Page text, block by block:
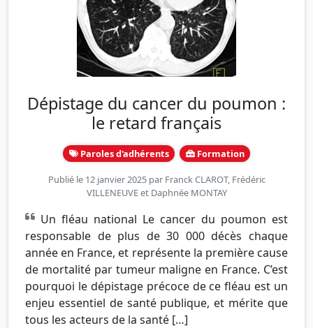
Dépistage du cancer du poumon :
le retard français
Paroles d'adhérents Formation
Publié le 12 janvier 2025 par Franck CLAROT, Frédéric
VILLENEUVEet Daphnée MONTAY
Un fléau national Le cancer du poumon est
responsable de plus de 30 000 décès chaque
année en France, et représente la première cause
de mortalité par tumeur maligne en France. C’est
pourquoi le dépistage précoce de ce fléau est un
enjeu essentiel de santé publique, et mérite que
tous les acteurs de la santé […]